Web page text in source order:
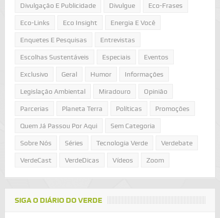
Divulgação E Publicidade Divulgue Eco-Frases
Eco-Links Eco Insight Energia E Você
Enquetes E Pesquisas Entrevistas
Escolhas Sustentáveis Especiais Eventos
Exclusivo Geral Humor Informações
Legislação Ambiental Miradouro Opinião
Parcerias Planeta Terra Políticas Promoções
Quem Já Passou Por Aqui Sem Categoria
Sobre Nós Séries Tecnologia Verde Verdebate
VerdeCast VerdeDicas Vídeos Zoom
SIGA O DIÁRIO DO VERDE